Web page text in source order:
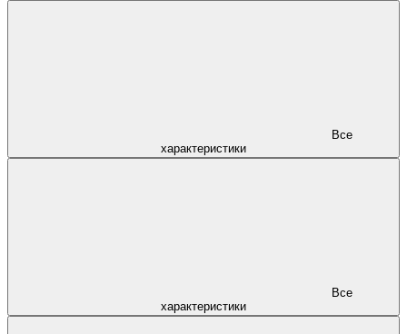
характеристики
характеристики